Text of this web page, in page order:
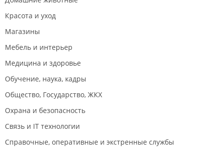
Красота и уход
Магазины
Мебель и интерьер
Медицина и здоровье
Обучение, наука, кадры
Общество, Государство, ЖКХ
Охрана и безопасность
Связь и IT технологии
Справочные, оперативные и экстренные службы